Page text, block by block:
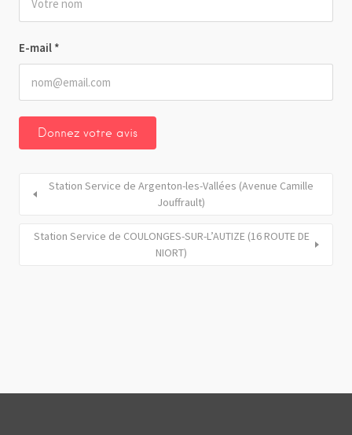
E-mail *
Station Service de Argenton-les-Vallées (Avenue Camille
Jouffrault)
Station Service de COULONGES-SUR-L’AUTIZE (16 ROUTE DE
NIORT)